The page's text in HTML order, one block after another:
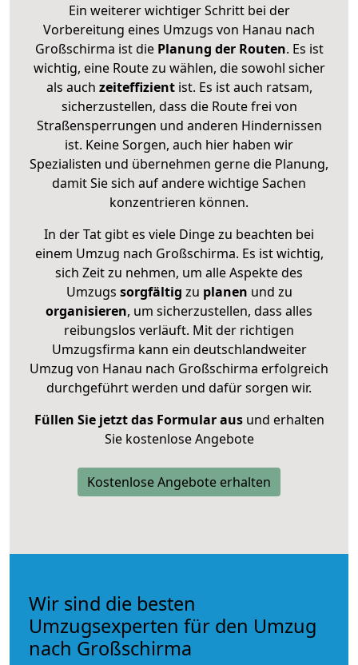
Ein weiterer wichtiger Schritt bei der
Vorbereitung eines Umzugs von Hanau nach
Großschirma ist diePlanung der Routen. Es ist
wichtig, eine Route zu wählen, die sowohl sicher
als auch zeiteffizientist. Es ist auch ratsam,
sicherzustellen, dass die Route frei von
Straßensperrungen und anderen Hindernissen
ist. Keine Sorgen, auch hier haben wir
Spezialisten und übernehmen gerne die Planung,
damit Sie sich auf andere wichtige Sachen
konzentrieren können.
In der Tat gibt es viele Dinge zu beachten bei
einem Umzug nach Großschirma. Es ist wichtig,
sich Zeit zu nehmen, um alle Aspekte des
Umzugs sorgfältig zu planen und zu
organisieren, um sicherzustellen, dass alles
reibungslos verläuft. Mit der richtigen
Umzugsfirma kann ein deutschlandweiter
Umzug von Hanau nach Großschirma erfolgreich
durchgeführt werden und dafür sorgen wir.
Füllen Sie jetzt das Formular ausund erhalten
Sie kostenlose Angebote
Kostenlose Angebote erhalten
Wir sind die besten
Umzugsexperten für den Umzug
nach Großschirma